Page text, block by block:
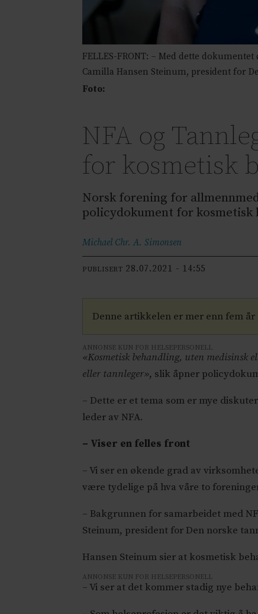
FELLES-FRONT: – Med dette
Camilla Hansen Steinum, president for
Foto:
NFA og
for kosmetisk
Norsk forening for
policydokument for
Michael Chr. A. Simonsen
PUBLISERT 28.07.2021 - 14:55
Denne artikkelen er mer enn fem år
ANNONSE KUN FOR HELSEPERSONELL
«Kosmetisk behandling, uten medisinsk
eller tannleger», slik åpner
– Dette er et tema som er mye
leder av NFA.
– Viser en felles front
– Vi ser en økende grad av
være tydelige på hva våre to
– Bakgrunnen for samarbeidet med
Steinum, president for Den norske
Hansen Steinum sier at kosmetisk
ANNONSE KUN FOR HELSEPERSONELL
– Vi ser at det kommer stadig nye